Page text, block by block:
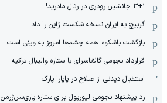
۳+۱ جانشین رودری در رئال مادرید!
گربیچ به ایران نسخه شکست ژاپن را داد
بازگشت باشکوه: همه چشم‌ها امروز به وینی است
قرارداد نجومی گالاتاسرای با ستاره والیبال ترکیه
استقبال دیدنی از صلاح در پاپارا پارک
رد پیشنهاد نجومی لیورپول برای ستاره پاری‌سن‌ژرمن